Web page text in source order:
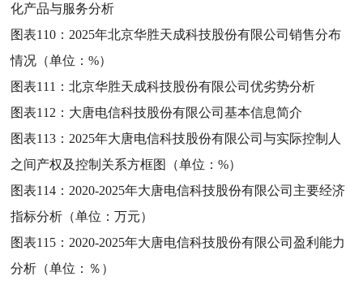
化产品与服务分析
图表110： 2025年北京华胜天成科技股份有限公司销售分布
情况（单位：%）
图表111：北京华胜天成科技股份有限公司优劣势分析
图表112： 大唐电信科技股份有限公司基本信息简介
图表113： 2025年大唐电信科技股份有限公司与实际控制人
之间产权及控制关系方框图（单位：%）
图表114： 2020-2025年大唐电信科技股份有限公司主要经济
指标分析（单位：万元）
图表115： 2020-2025年大唐电信科技股份有限公司盈利能力
分析（单位：％）